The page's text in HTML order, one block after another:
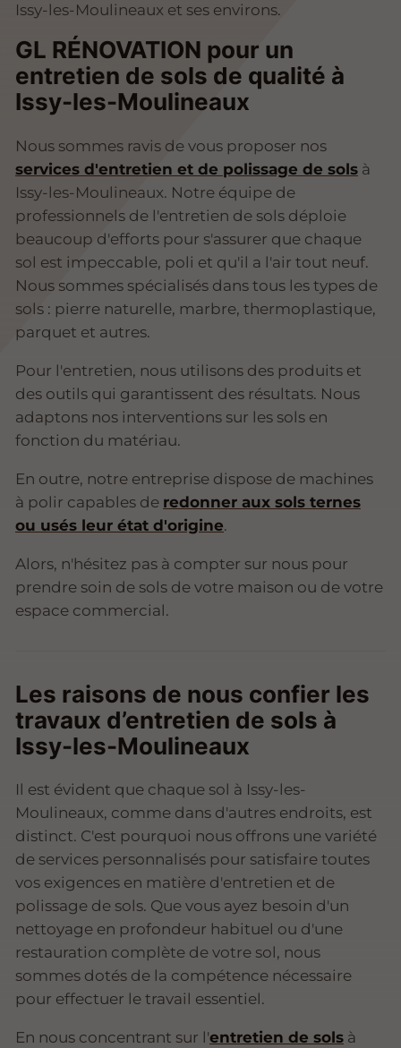
Issy-les-Moulineaux et ses environs.
GL RÉNOVATION pour un
entretien de sols de qualité à
Issy-les-Moulineaux
Nous sommes ravis de vous proposer nos
services d'entretien et de polissage de sols à
Issy-les-Moulineaux. Notre équipe de
professionnels de l'entretien de sols déploie
beaucoup d'efforts pour s'assurer que chaque
sol est impeccable, poli et qu'il a l'air tout neuf.
Nous sommes spécialisés dans tous les types de
sols : pierre naturelle, marbre, thermoplastique,
parquet et autres.
Pour l'entretien, nous utilisons des produits et
des outils qui garantissent des résultats. Nous
adaptons nos interventions sur les sols en
fonction du matériau.
En outre, notre entreprise dispose de machines
à polir capables de redonner aux sols ternes
ou usés leur état d'origine.
Alors, n'hésitez pas à compter sur nous pour
prendre soin de sols de votre maison ou de votre
espace commercial.
Les raisons de nous confier les
travaux d’entretien de sols à
Issy-les-Moulineaux
Il est évident que chaque sol à Issy-les-
Moulineaux, comme dans d'autres endroits, est
distinct. C'est pourquoi nous offrons une variété
de services personnalisés pour satisfaire toutes
vos exigences en matière d'entretien et de
polissage de sols. Que vous ayez besoin d'un
nettoyage en profondeur habituel ou d'une
restauration complète de votre sol, nous
sommes dotés de la compétence nécessaire
pour effectuer le travail essentiel.
En nous concentrant sur l'entretien de sols à